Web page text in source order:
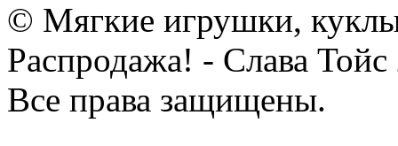
© Мягкие игрушки,
Распродажа! - Слава Тойс
Все права защищены.